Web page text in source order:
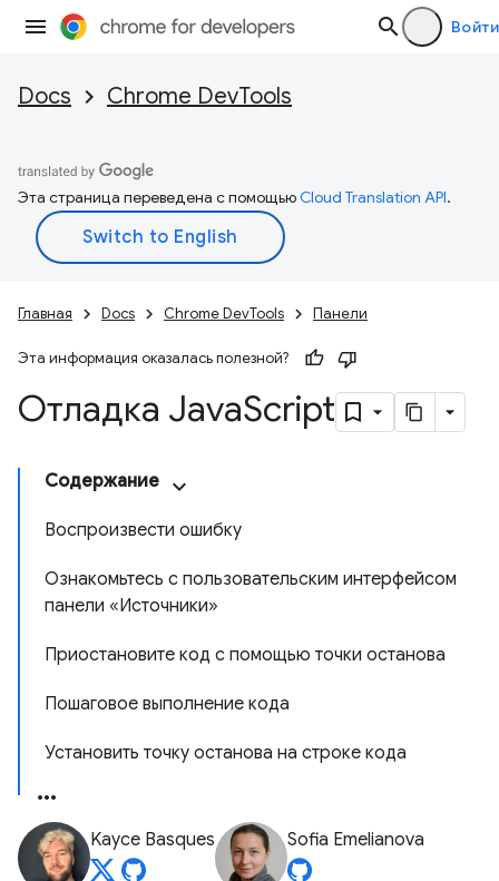
Войти
Docs Chrome DevTools
Эта страница переведена с помощьюCloud Translation API.
Главная Docs Chrome DevTools Панели
Эта информация оказалась полезной?
Отладка JavaScript
Содержание
Воспроизвести ошибку
Ознакомьтесь с пользовательским интерфейсом
панели «Источники»
Приостановите код с помощью точки останова
Пошаговое выполнение кода
Установить точку останова на строке кода
Kayce Basques Sofia Emelianova